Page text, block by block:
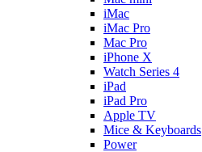
iMac
iMac Pro
Mac Pro
iPhone X
Watch Series 4
iPad
iPad Pro
Apple TV
Mice & Keyboards
Power